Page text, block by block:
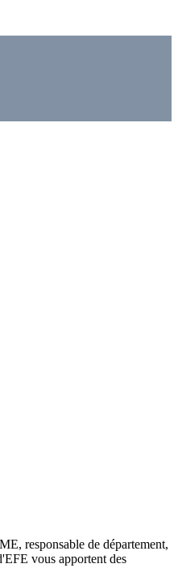
responsable de département,
vous apportent des